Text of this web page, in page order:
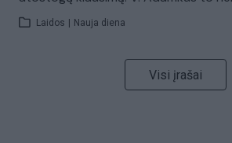
Laidos Nauja diena
Visi įrašai